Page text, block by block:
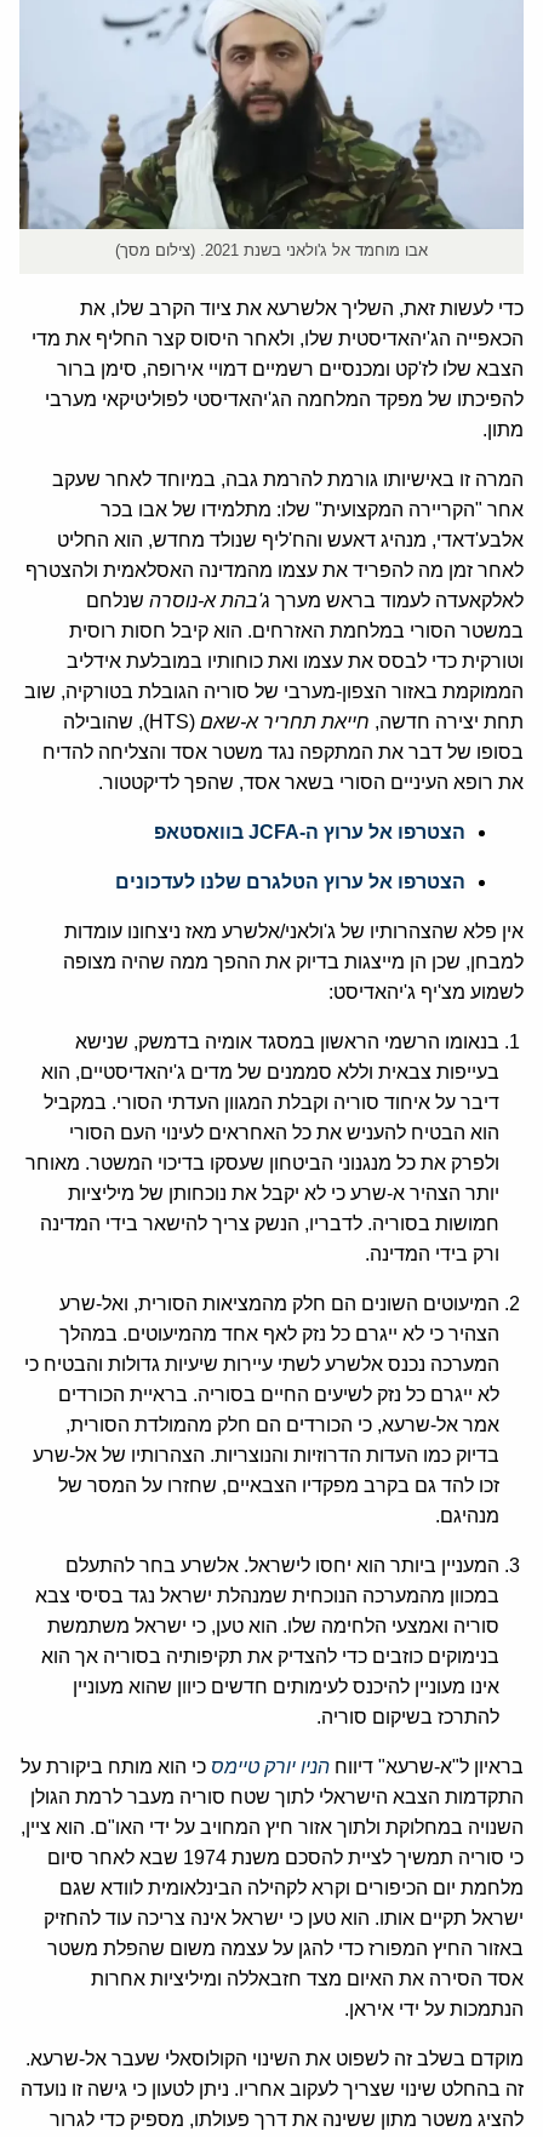
אבו מוחמד אל ג'ולאני בשנת 2021. (צילום מסך)
כדי לעשות זאת, השליך אלשרעא את ציוד הקרב שלו, את
הכאפייה הג'יהאדיסטית שלו, ולאחר היסוס קצר החליף את מדי
הצבא שלו לז'קט ומכנסיים רשמיים דמויי אירופה, סימן ברור
להפיכתו של מפקד המלחמה הג'יהאדיסטי לפוליטיקאי מערבי
מתון.
המרה זו באישיותו גורמת להרמת גבה, במיוחד לאחר שעקב
אחר "הקריירה המקצועית" שלו: מתלמידו של אבו בכר
אלבע'דאדי, מנהיג דאעש והח'ליף שנולד מחדש, הוא החליט
לאחר זמן מה להפריד את עצמו מהמדינה האסלאמית ולהצטרף
לאלקאעדה לעמוד בראש מערך ג'בהת א-נוסרה שנלחם
במשטר הסורי במלחמת האזרחים. הוא קיבל חסות רוסית
וטורקית כדי לבסס את עצמו ואת כוחותיו במובלעת אידליב
הממוקמת באזור הצפון-מערבי של סוריה הגובלת בטורקיה, שוב
תחת יצירה חדשה, חייאת תחריר א-שאם
(HTS), שהובילה
בסופו של דבר את המתקפה נגד משטר אסד והצליחה להדיח
את רופא העיניים הסורי בשאר אסד, שהפך לדיקטטור.
הצטרפו אל ערוץ ה-JCFA בוואסטאפ
הצטרפו אל ערוץ הטלגרם שלנו לעדכונים
אין פלא שהצהרותיו של ג'ולאני/אלשרע מאז ניצחונו עומדות
למבחן, שכן הן מייצגות בדיוק את ההפך ממה שהיה מצופה
לשמוע מצ'יף ג'יהאדיסט:
בנאומו הרשמי הראשון במסגד אומיה בדמשק, שנישא
בעייפות צבאית וללא סממנים של מדים ג'יהאדיסטיים, הוא
דיבר על איחוד סוריה וקבלת המגוון העדתי הסורי. במקביל
הוא הבטיח להעניש את כל האחראים לעינוי העם הסורי
ולפרק את כל מנגנוני הביטחון שעסקו בדיכוי המשטר. מאוחר
יותר הצהיר א-שרע כי לא יקבל את נוכחותן של מיליציות
חמושות בסוריה. לדבריו, הנשק צריך להישאר בידי המדינה
ורק בידי המדינה.
המיעוטים השונים הם חלק מהמציאות הסורית, ואל-שרע
הצהיר כי לא ייגרם כל נזק לאף אחד מהמיעוטים. במהלך
המערכה נכנס אלשרע לשתי עיירות שיעיות גדולות והבטיח כי
לא ייגרם כל נזק לשיעים החיים בסוריה. בראיית הכורדים
אמר אל-שרעא, כי הכורדים הם חלק מהמולדת הסורית,
בדיוק כמו העדות הדרוזיות והנוצריות. הצהרותיו של אל-שרע
זכו להד גם בקרב מפקדיו הצבאיים, שחזרו על המסר של
מנהיגם.
המעניין ביותר הוא יחסו לישראל. אלשרע בחר להתעלם
במכוון מהמערכה הנוכחית שמנהלת ישראל נגד בסיסי צבא
סוריה ואמצעי הלחימה שלו. הוא טען, כי ישראל משתמשת
בנימוקים כוזבים כדי להצדיק את תקיפותיה בסוריה אך הוא
אינו מעוניין להיכנס לעימותים חדשים כיוון שהוא מעוניין
להתרכז בשיקום סוריה.
בראיון ל"א-שרעא" דיווח הניו יורק טיימס כי הוא מותח ביקורת על
התקדמות הצבא הישראלי לתוך שטח סוריה מעבר לרמת הגולן
השנויה במחלוקת ולתוך אזור חיץ המחויב על ידי האו"ם. הוא ציין,
כי סוריה תמשיך לציית להסכם משנת 1974 שבא לאחר סיום
מלחמת יום הכיפורים וקרא לקהילה הבינלאומית לוודא שגם
ישראל תקיים אותו. הוא טען כי ישראל אינה צריכה עוד להחזיק
באזור החיץ המפורז כדי להגן על עצמה משום שהפלת משטר
אסד הסירה את האיום מצד חזבאללה ומיליציות אחרות
הנתמכות על ידי איראן.
מוקדם בשלב זה לשפוט את השינוי הקולוסאלי שעבר אל-שרעא.
זה בהחלט שינוי שצריך לעקוב אחריו. ניתן לטעון כי גישה זו נועדה
להציג משטר מתון ששינה את דרך פעולתו, מספיק כדי לגרור